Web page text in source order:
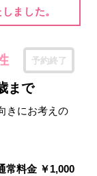
ました。
予約終了
まで
きにお考えの
常料金 ￥1,000